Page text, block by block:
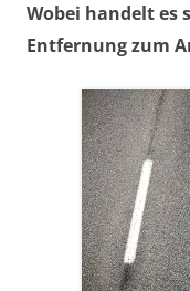
Wobei handelt es
Entfernung zum